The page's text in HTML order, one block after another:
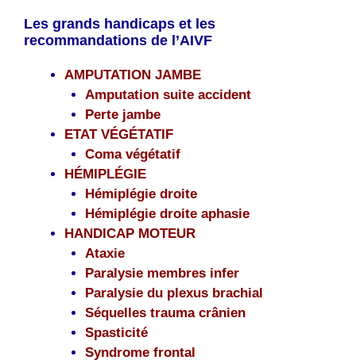
Les grands handicaps et les
recommandations de l’AIVF
AMPUTATION JAMBE
Amputation suite accident
Perte jambe
ETAT VÉGÉTATIF
Coma végétatif
HÉMIPLÉGIE
Hémiplégie droite
Hémiplégie droite aphasie
HANDICAP MOTEUR
Ataxie
Paralysie membres infer
Paralysie du plexus brachial
Séquelles trauma crânien
Spasticité
Syndrome frontal